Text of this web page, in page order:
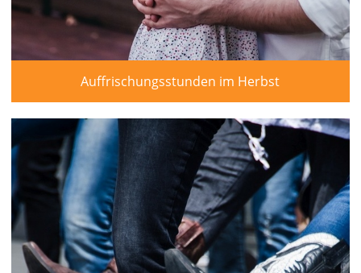
Auffrischungsstunden im Herbst